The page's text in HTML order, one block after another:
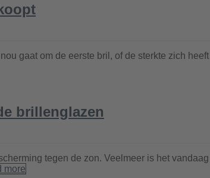
gaat om de eerste bril, of de sterkte zich
brillenglazen
tegen de zon. Veelmeer is het
more